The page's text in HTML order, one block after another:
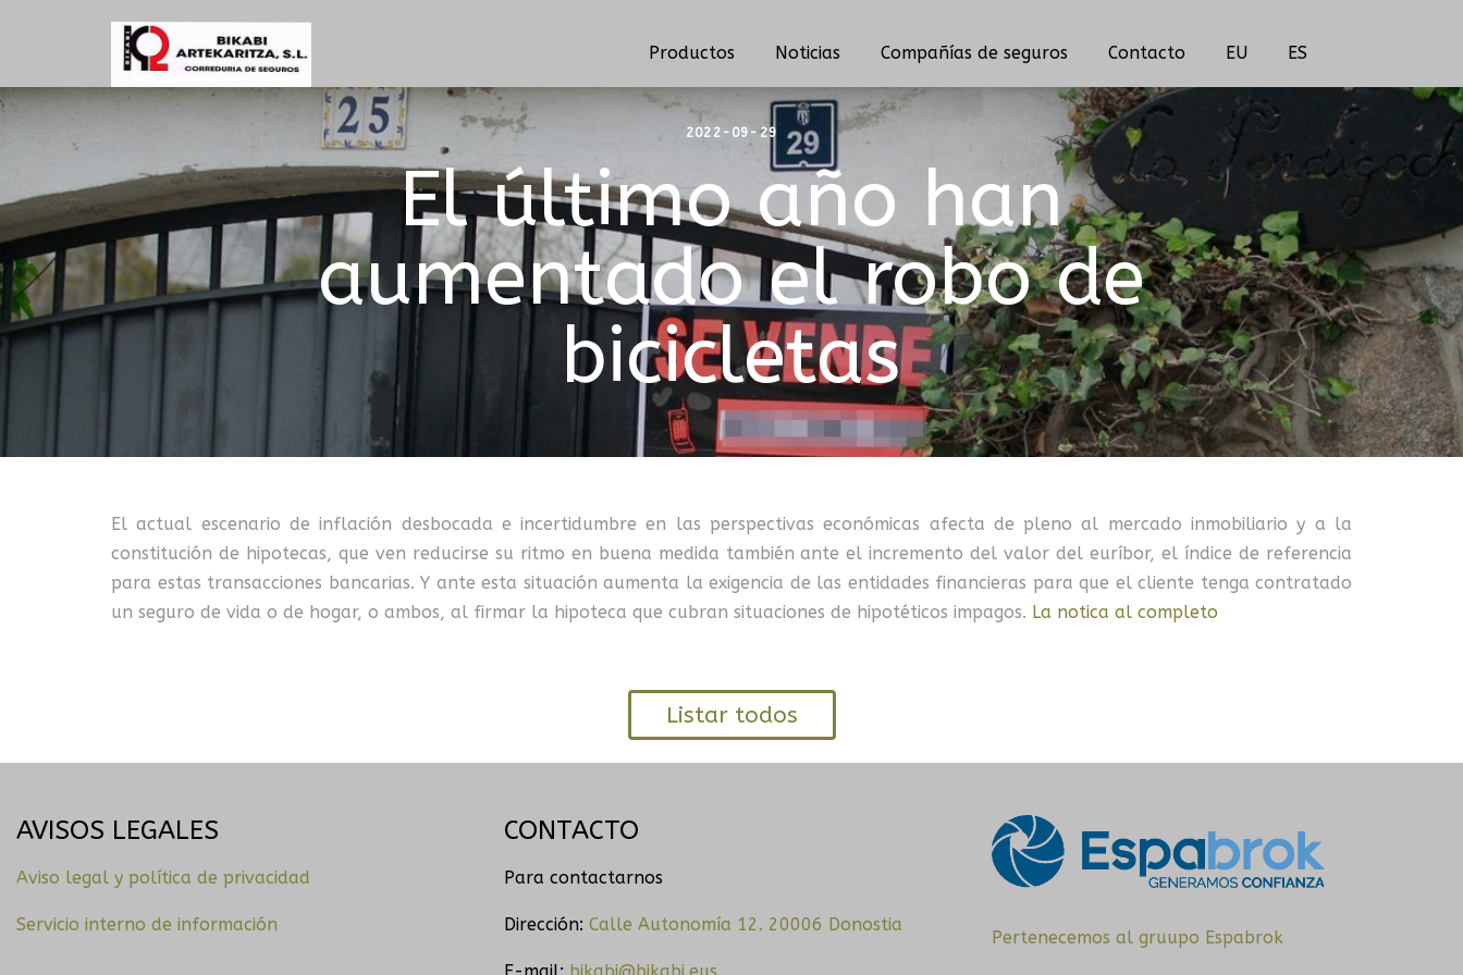
Productos Noticias Compañías de seguros Contacto EU ES
2022-09-29
El último año han
aumentado el robo de
bicicletas
El actual escenario de inflación desbocada e incertidumbre en las perspectivas económicas afecta de pleno al mercado inmobiliario y a la
constitución de hipotecas, que ven reducirse su ritmo en buena medida también ante el incremento del valor del euríbor, el índice de referencia
para estas transacciones bancarias. Y ante esta situación aumenta la exigencia de las entidades financieras para que el cliente tenga contratado
un seguro de vida o de hogar, o ambos, al firmar la hipoteca que cubran situaciones de hipotéticos impagos. La notica al completo
Listar todos
AVISOS LEGALES
Aviso legal y política de privacidad
Servicio interno de información
CONTACTO
Para contactarnos
Dirección: Calle Autonomía 12. 20006 Donostia
Pertenecemos al gruupo Espabrok